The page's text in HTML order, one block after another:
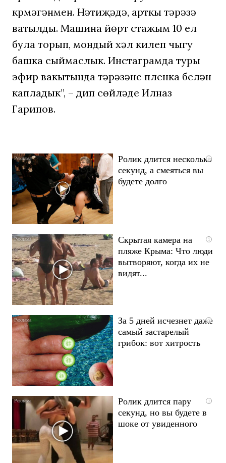
күрмәгәнмен. Нәтиҗәдә, арткы тәрәзә
ватылды. Машина йөртү стажым 10 ел
була торып, мондый хәл килеп чыгу
башка сыймаслык. Инстаграмда туры
эфир вакытында тәрәзәне пленка белән
капладык”, – дип сөйләде Илназ
Гарипов.
i
Ролик длится несколько
секунд, а смеяться вы
будете долго
i
Скрытая камера на
пляже Крыма: Что люди
вытворяют, когда их не
видят...
i
За 5 дней исчезнет даже
самый застарелый
грибок: вот хитрость
i
Ролик длится пару
секунд, но вы будете в
шоке от увиденного